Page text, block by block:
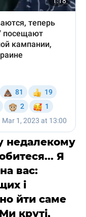
недалекому
Я
вас:
і
йти саме
круті,